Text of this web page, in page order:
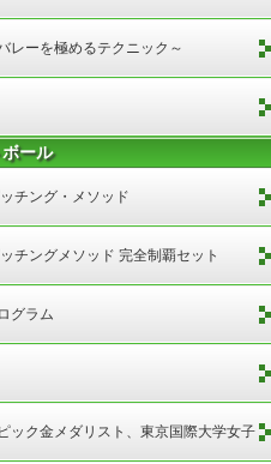
レーを極めるテクニック～
ール
チング・メソッド
チングメソッド 完全制覇セット
グラム
ック金メダリスト、東京国際大学女子